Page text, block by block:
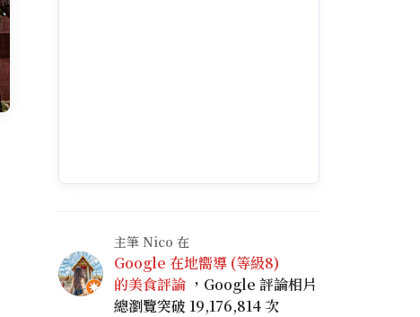
主筆 Nico 在
Google 在地嚮導 (等級8)
的美食評論 ，Google 評論相片
總瀏覽突破 19,176,814 次